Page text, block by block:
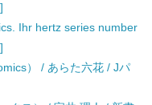
Ihr hertz series number
） / あらた六花 / Jパ